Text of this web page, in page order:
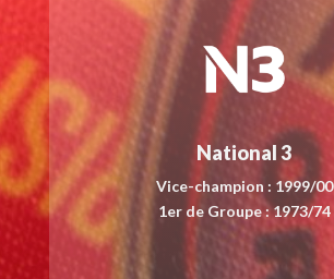
National 3
Vice-champion : 1999/00
1er de Groupe : 1973/74